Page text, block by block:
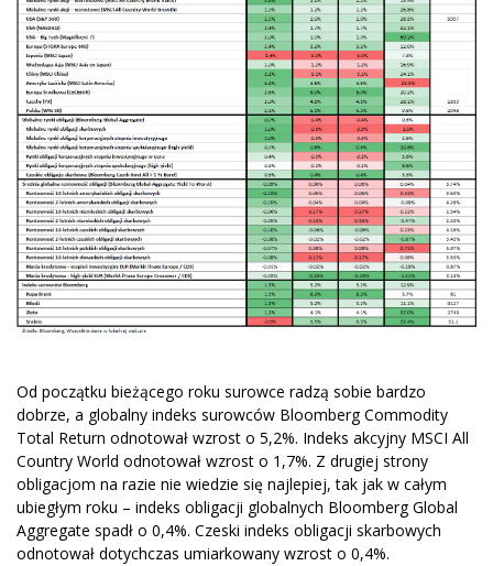
Od początku bieżącego roku surowce radzą sobie bardzo
dobrze, a globalny indeks surowców Bloomberg Commodity
Total Return odnotował wzrost o 5,2%. Indeks akcyjny MSCI All
Country World odnotował wzrost o 1,7%. Z drugiej strony
obligacjom na razie nie wiedzie się najlepiej, tak jak w całym
ubiegłym roku – indeks obligacji globalnych Bloomberg Global
Aggregate spadł o 0,4%. Czeski indeks obligacji skarbowych
odnotował dotychczas umiarkowany wzrost o 0,4%.